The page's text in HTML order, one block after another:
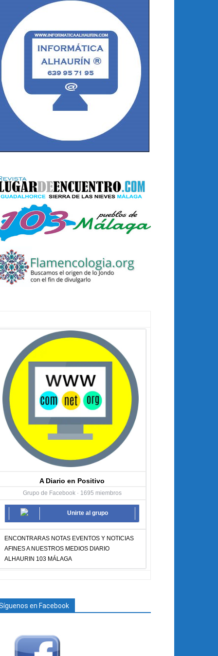
A Diario en Positivo
Grupo de Facebook · 1695 miembros
Unirte al grupo
ENCONTRARAS NOTAS EVENTOS Y NOTICIAS
AFINES A NUESTROS MEDIOS DIARIO
ALHAURIN 103 MÁLAGA
en Facebook